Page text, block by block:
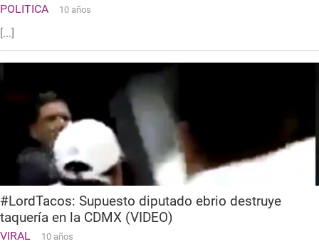
POLITICA 10 años
[...]
#LordTacos: Supuesto diputado ebrio destruye
taquería en la CDMX (VIDEO)
VIRAL 10 años